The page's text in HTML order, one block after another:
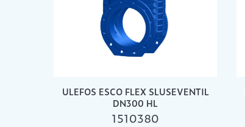
ULEFOS ESCO FLEX SLUSEVENTIL
DN300 HL
1510380